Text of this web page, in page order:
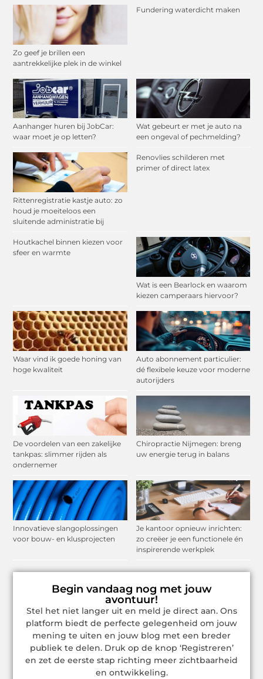
Zo geef je brillen een
aantrekkelijke plek in de winkel
Fundering waterdicht maken
Aanhanger huren bij JobCar:
waar moet je op letten?
Wat gebeurt er met je auto na
een ongeval of pechmelding?
Rittenregistratie kastje auto: zo
houd je moeiteloos een
sluitende administratie bij
Renovlies schilderen met
primer of direct latex
Houtkachel binnen kiezen voor
sfeer en warmte
Wat is een Bearlock en waarom
kiezen camperaars hiervoor?
Waar vind ik goede honing van
hoge kwaliteit
Auto abonnement particulier:
dé flexibele keuze voor moderne
autorijders
De voordelen van een zakelijke
tankpas: slimmer rijden als
ondernemer
Chiropractie Nijmegen: breng
uw energie terug in balans
Innovatieve slangoplossingen
voor bouw- en klusprojecten
Je kantoor opnieuw inrichten:
zo creëer je een functionele én
inspirerende werkplek
Begin vandaag nog met jouw
avontuur!
Stel het niet langer uit en meld je direct aan. Ons
platform biedt de perfecte gelegenheid om jouw
mening te uiten en jouw blog met een breder
publiek te delen. Druk op de knop ‘Registreren’
en zet de eerste stap richting meer zichtbaarheid
en ontwikkeling.